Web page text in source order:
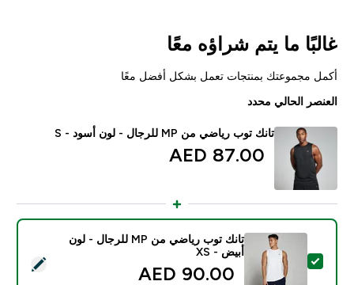
غالبًا ما يتم شراؤه معًا
أكمل مجموعتك بمنتجات تعمل بشكل أفضل معًا
العنصر الحالي محدد
تانك توب رياضي من MP للرجال - لون أسود - S
87.00 AED‎
تحديد هذا المنتج - تانك توب رياضي من MP للرجال - لون أبيض - XS
تانك توب رياضي من MP للرجال - لون
أبيض - XS
90.00 AED‎